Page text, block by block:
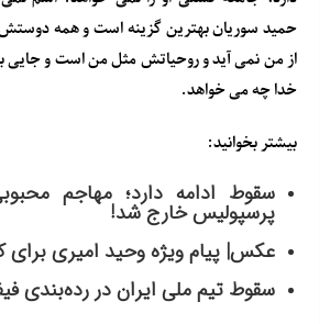
حمید سوریان بهترین گزینه است و همه دوستش
از من نمی آید و روحیاتش مثل من است و جایی
خدا چه می خواهد.
بیشتر بخوانید:
سقوط ادامه دارد؛ مهاجم
پرسپولیس خارج شد!
عکس| پیام ویژه وحید امیری برای
سقوط تیم ملی ایران در رده‌بندی